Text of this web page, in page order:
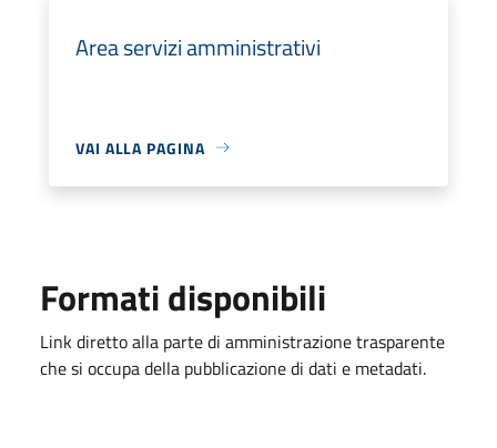
Area servizi amministrativi
VAI ALLA PAGINA
Formati disponibili
Link diretto alla parte di amministrazione trasparente
che si occupa della pubblicazione di dati e metadati.